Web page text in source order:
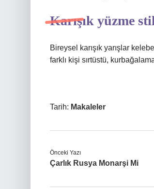
Karışık yüzme
Bireysel karışık yarışlar
farklı kişi sırtüstü,
Tarih: Makaleler
Önceki Yazı
Çarlık Rusya Monarşi Mi